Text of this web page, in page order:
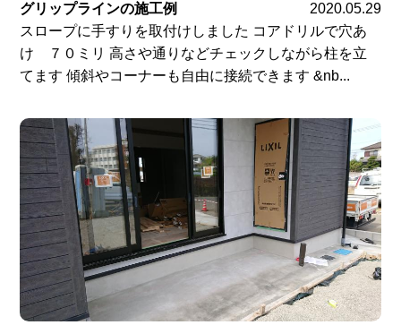
グリップラインの施工例
2020.05.29
スロープに手すりを取付けしました コアドリルで穴あ
け ７０ミリ 高さや通りなどチェックしながら柱を立
てます 傾斜やコーナーも自由に接続できます &nb...